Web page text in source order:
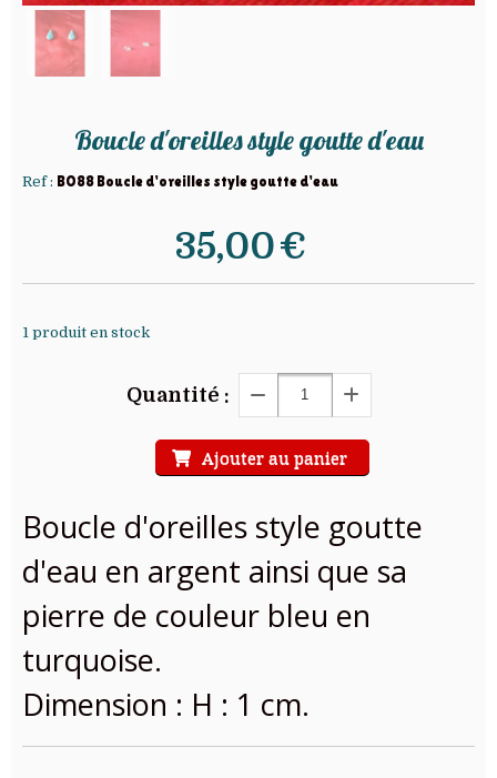
Boucle d'oreilles style goutte d'eau
Ref : BO88 Boucle d'oreilles style goutte d'eau
35,00€
1 produit en stock
Quantité :
Ajouter au panier
Boucle d'oreilles style goutte
d'eau en argent ainsi que sa
pierre de couleur bleu en
turquoise.
Dimension : H : 1 cm.